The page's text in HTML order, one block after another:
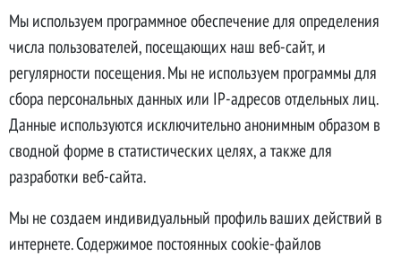
Мы используем программное обеспечение для определения
числа пользователей, посещающих наш веб-сайт, и
регулярности посещения. Мы не используем программы для
сбора персональных данных или IP-адресов отдельных лиц.
Данные используются исключительно анонимным образом в
сводной форме в статистических целях, а также для
разработки веб-сайта.
Мы не создаем индивидуальный профиль ваших действий в
интернете. Содержимое постоянных cookie-файлов